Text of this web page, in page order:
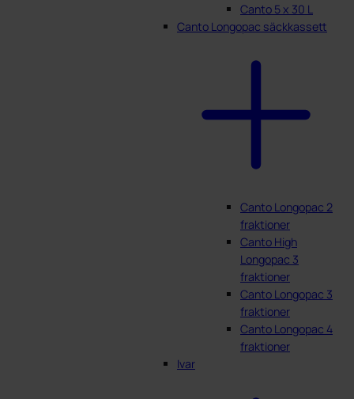
Canto 5 x 30 L
Canto Longopac säckkassett
Canto Longopac 2
fraktioner
Canto High
Longopac 3
fraktioner
Canto Longopac 3
fraktioner
Canto Longopac 4
fraktioner
Ivar